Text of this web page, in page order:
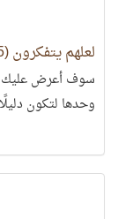
لعلهم يتفكرون (95)
سوف أعرض عليك
وحدها لتكون